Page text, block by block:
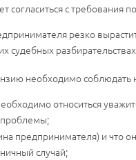
согласиться с требования
резко
судебных
необходимо
относиться
проблемы;
предпринимателя) и что
случай;